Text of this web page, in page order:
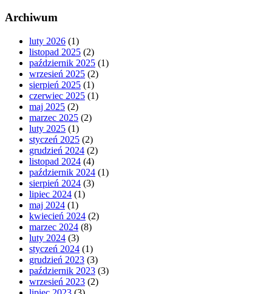
Archiwum
luty 2026 (1)
listopad 2025 (2)
październik 2025 (1)
wrzesień 2025 (2)
sierpień 2025 (1)
czerwiec 2025 (1)
maj 2025 (2)
marzec 2025 (2)
luty 2025 (1)
styczeń 2025 (2)
grudzień 2024 (2)
listopad 2024 (4)
październik 2024 (1)
sierpień 2024 (3)
lipiec 2024 (1)
maj 2024 (1)
kwiecień 2024 (2)
marzec 2024 (8)
luty 2024 (3)
styczeń 2024 (1)
grudzień 2023 (3)
październik 2023 (3)
wrzesień 2023 (2)